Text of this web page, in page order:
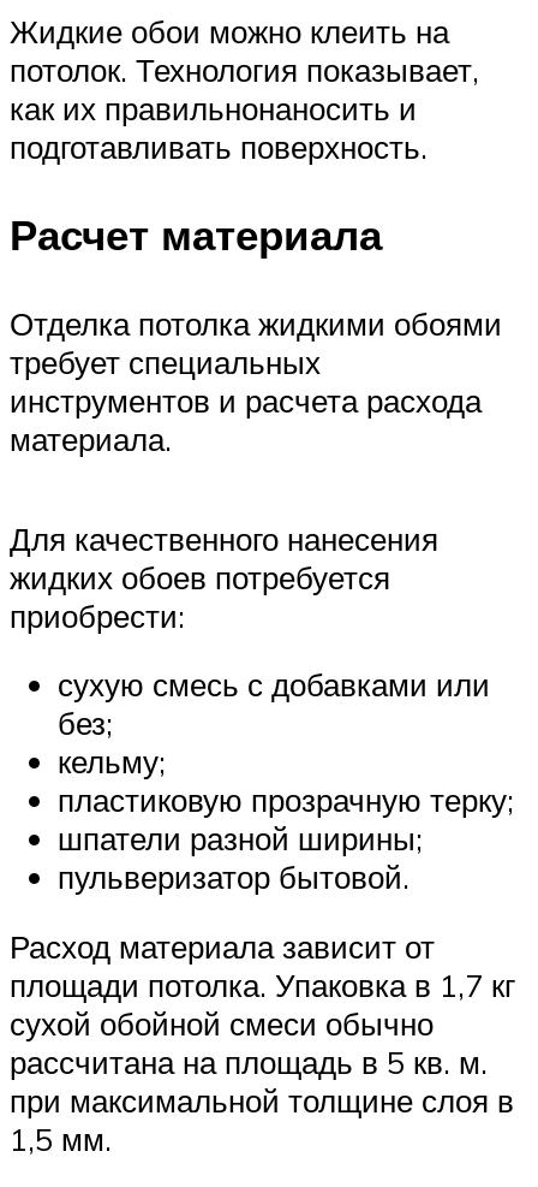
Жидкие обои можно клеить на
потолок. Технология показывает,
как их правильнонаносить и
подготавливать поверхность.
Расчет материала
Отделка потолка жидкими обоями
требует специальных
инструментов и расчета расхода
материала.
Для качественного нанесения
жидких обоев потребуется
приобрести:
сухую смесь с добавками или
без;
кельму;
пластиковую прозрачную терку;
шпатели разной ширины;
пульверизатор бытовой.
Расход материала зависит от
площади потолка. Упаковка в 1,7 кг
сухой обойной смеси обычно
рассчитана на площадь в 5 кв. м.
при максимальной толщине слоя в
1,5 мм.